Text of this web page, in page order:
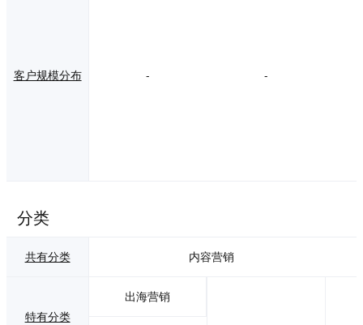
客户规模分布 - -
分类
共有分类 内容营销
特有分类
出海营销